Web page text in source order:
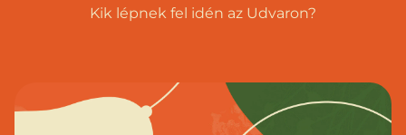
Kik lépnek fel idén az Udvaron?